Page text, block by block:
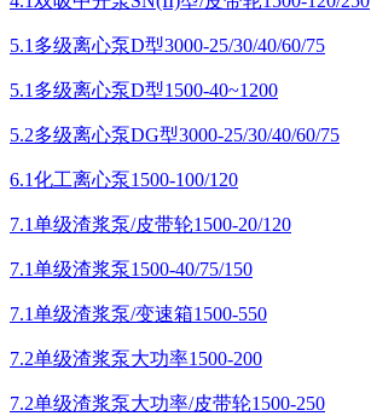
5.1多级离心泵D型3000-25/30/40/60/75
5.1多级离心泵D型1500-40~1200
5.2多级离心泵DG型3000-25/30/40/60/75
6.1化工离心泵1500-100/120
7.1单级渣浆泵/皮带轮1500-20/120
7.1单级渣浆泵1500-40/75/150
7.1单级渣浆泵/变速箱1500-550
7.2单级渣浆泵大功率1500-200
7.2单级渣浆泵大功率/皮带轮1500-250